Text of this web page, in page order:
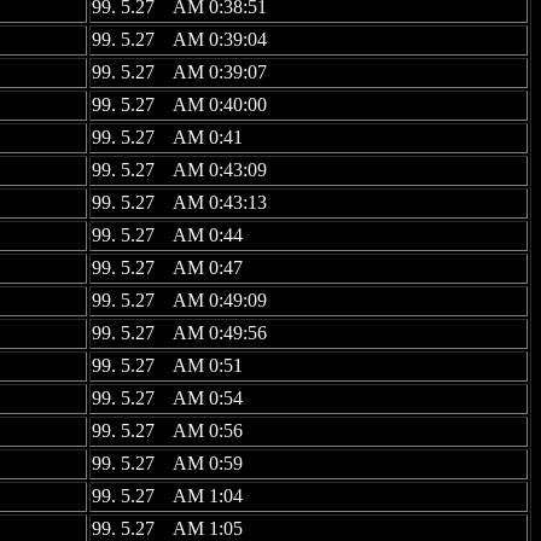
99. 5.27 AM 0:38:51
99. 5.27 AM 0:39:04
99. 5.27 AM 0:39:07
99. 5.27 AM 0:40:00
99. 5.27 AM 0:41
99. 5.27 AM 0:43:09
99. 5.27 AM 0:43:13
99. 5.27 AM 0:44
99. 5.27 AM 0:47
99. 5.27 AM 0:49:09
99. 5.27 AM 0:49:56
99. 5.27 AM 0:51
99. 5.27 AM 0:54
99. 5.27 AM 0:56
99. 5.27 AM 0:59
99. 5.27 AM 1:04
99. 5.27 AM 1:05